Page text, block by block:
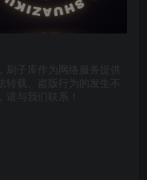
刷子库作为网络服务提供
载、盗版行为的发生不
请与我们联系！